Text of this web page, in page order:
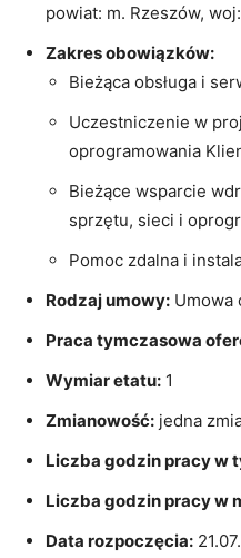
powiat: m. Rzeszów,
Zakres obowiązków:
Bieżąca obsługa i
Uczestniczenie w
oprogramowania
Bieżące wsparcie
sprzętu, sieci i
Pomoc zdalna i
Rodzaj umowy: Umowa
Praca tymczasowa
Wymiar etatu: 1
Zmianowość: jedna
Liczba godzin pracy w
Liczba godzin pracy w
Data rozpoczęcia: